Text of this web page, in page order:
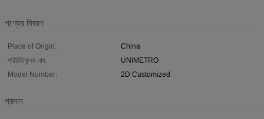
পণ্যের বিবরণ
Place of Origin:
China
পরিচিতিমুলক নাম:
UNIMETRO
Model Number:
2D Customized
প্রদান